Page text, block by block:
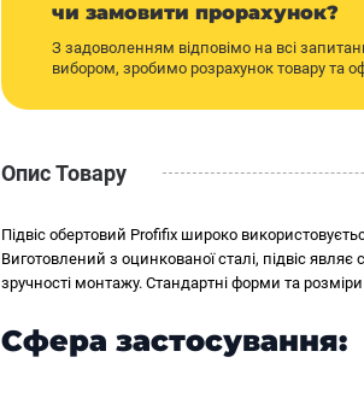
чи замовити прорахунок?
З задоволенням відповімо на всі
вибором, зробимо розрахунок товару та
Опис Товару
Підвіс обертовий Profifix широко
Виготовлений з оцинкованої сталі, підвіс
зручності монтажу. Стандартні форми та
Сфера застосування: